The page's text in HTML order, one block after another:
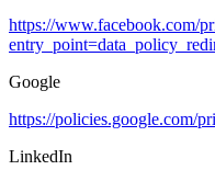
https://www.facebook.com/
Google
https://policies.google.com/
LinkedIn